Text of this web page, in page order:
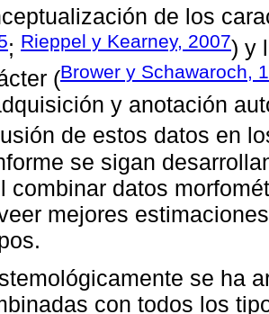
de los
; Rieppel y Kearney, 2007) y
(Brower y Schawaroch,
y anotación
de estos datos en
se sigan
combinar datos
mejores
se ha
con todos los